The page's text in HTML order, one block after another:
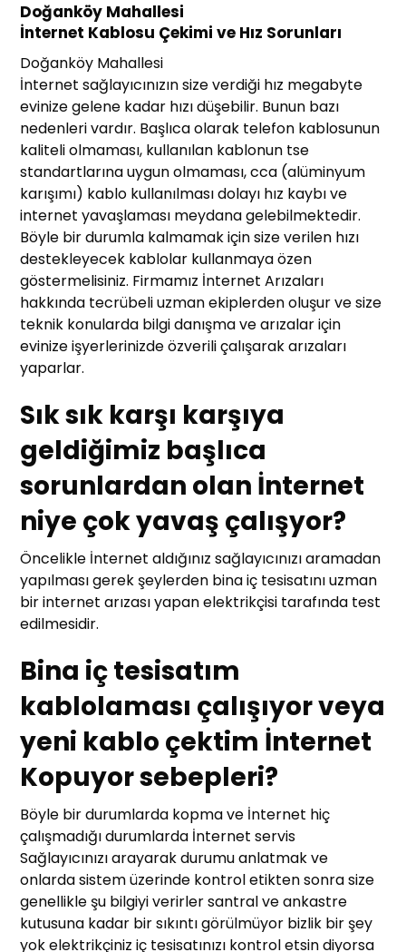
Doğanköy Mahallesi
İnternet Kablosu Çekimi ve Hız Sorunları
Doğanköy Mahallesi
İnternet sağlayıcınızın size verdiği hız megabyte
evinize gelene kadar hızı düşebilir. Bunun bazı
nedenleri vardır. Başlıca olarak telefon kablosunun
kaliteli olmaması, kullanılan kablonun tse
standartlarına uygun olmaması, cca (alüminyum
karışımı) kablo kullanılması dolayı hız kaybı ve
internet yavaşlaması meydana gelebilmektedir.
Böyle bir durumla kalmamak için size verilen hızı
destekleyecek kablolar kullanmaya özen
göstermelisiniz. Firmamız İnternet Arızaları
hakkında tecrübeli uzman ekiplerden oluşur ve size
teknik konularda bilgi danışma ve arızalar için
evinize işyerlerinizde özverili çalışarak arızaları
yaparlar.
Sık sık karşı karşıya
geldiğimiz başlıca
sorunlardan olan İnternet
niye çok yavaş çalışyor?
Öncelikle İnternet aldığınız sağlayıcınızı aramadan
yapılması gerek şeylerden bina iç tesisatını uzman
bir internet arızası yapan elektrikçisi tarafında test
edilmesidir.
Bina iç tesisatım
kablolaması çalışıyor veya
yeni kablo çektim İnternet
Kopuyor sebepleri?
Böyle bir durumlarda kopma ve İnternet hiç
çalışmadığı durumlarda İnternet servis
Sağlayıcınızı arayarak durumu anlatmak ve
onlarda sistem üzerinde kontrol etikten sonra size
genellikle şu bilgiyi verirler santral ve ankastre
kutusuna kadar bir sıkıntı görülmüyor bizlik bir şey
yok elektrikçiniz iç tesisatınızı kontrol etsin diyorsa